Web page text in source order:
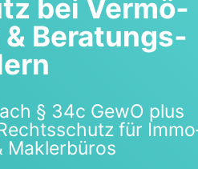
bei Ver­mö­
& Bera­tungs­
§ 34c GewO plus
für
Mak­ler­bü­ros